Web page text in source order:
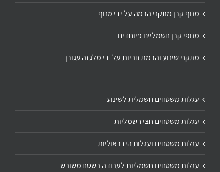
מנוף קרן מתקני הרמה על ידי מנוף
מנופי קרן חשמליים מיוחדים
מתקני שינוע והרמת חביות על ידי מלגזה עגורן
עגלות משטחים חשמלית לשינוע
עגלות משטחים חצי חשמליות
עגלות משטחים ועגלות הידראוליות
עגלות משטחים חשמליות לעבודה בשטח משובש